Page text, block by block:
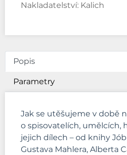
Nakladatelství: Kalich
Popis
Parametry
Jak se utěšujeme v době
o spisovatelích, umělcích,
jejich dílech – od knihy
Gustava Mahlera, Alberta